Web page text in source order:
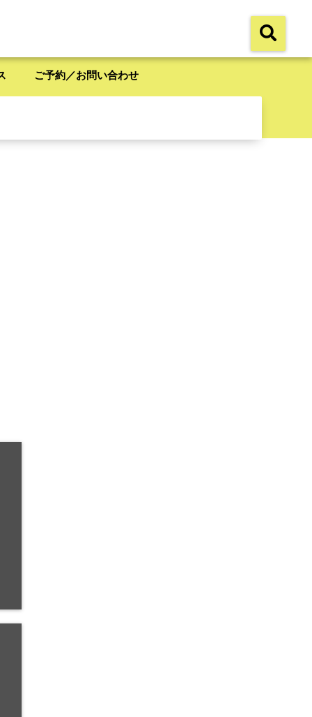
ご予約／お問い合わせ